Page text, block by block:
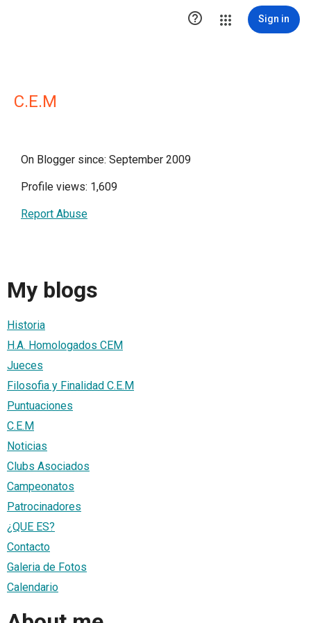
 Sign in
C.E.M
On Blogger since: September 2009
Profile views: 1,609
Report Abuse
My blogs
Historia
H.A. Homologados CEM
Jueces
Filosofia y Finalidad C.E.M
Puntuaciones
C.E.M
Noticias
Clubs Asociados
Campeonatos
Patrocinadores
¿QUE ES?
Contacto
Galeria de Fotos
Calendario